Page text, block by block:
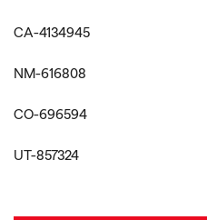
CA-4134945
NM-616808
CO-696594
UT-857324